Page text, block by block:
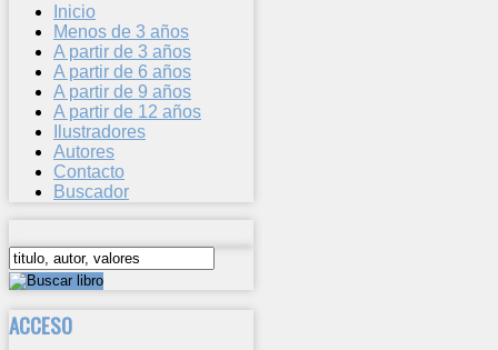
Inicio
Menos de 3 años
A partir de 3 años
A partir de 6 años
A partir de 9 años
A partir de 12 años
Ilustradores
Autores
Contacto
Buscador
ACCESO